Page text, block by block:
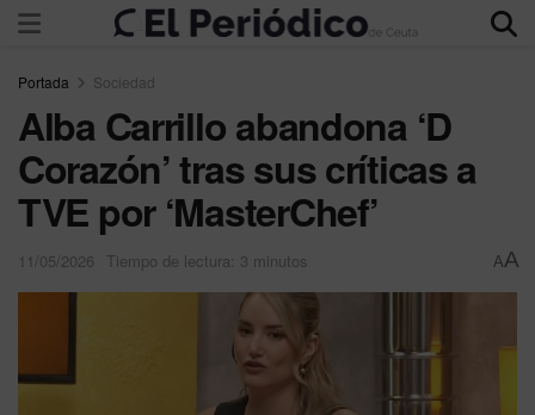
Portada Sociedad
Alba Carrillo abandona ‘D
Corazón’ tras sus críticas a
TVE por ‘MasterChef’
11/05/2026 Tiempo de lectura: 3 minutos AA